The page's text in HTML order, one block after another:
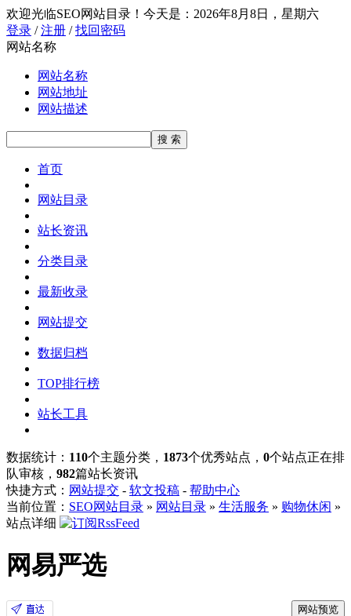
欢迎光临SEO网站目录！ 今天是：2026年8月8日，星期六
登录 /注册 /找回密码
网站名称
网站名称
网站地址
网站描述
首页
网站目录
站长资讯
分类目录
最新收录
网站提交
数据归档
TOP排行榜
站长工具
数据统计： 110个主题分类， 1873个优秀站点， 0个站点正在排
队审核， 982篇站长资讯
快捷方式： 网站提交 - 软文投稿 - 帮助中心
当前位置： SEO网站目录 » 网站目录 » 生活服务 » 购物休闲 »
站点详细
网易严选
网站预览